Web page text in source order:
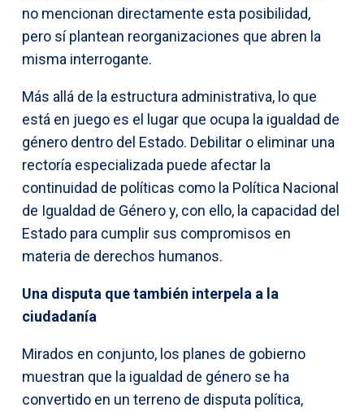
no mencionan directamente esta posibilidad,
pero sí plantean reorganizaciones que abren la
misma interrogante.
Más allá de la estructura administrativa, lo que
está en juego es el lugar que ocupa la igualdad de
género dentro del Estado. Debilitar o eliminar una
rectoría especializada puede afectar la
continuidad de políticas como la Política Nacional
de Igualdad de Género y, con ello, la capacidad del
Estado para cumplir sus compromisos en
materia de derechos humanos.
Una disputa que también interpela a la
ciudadanía
Mirados en conjunto, los planes de gobierno
muestran que la igualdad de género se ha
convertido en un terreno de disputa política,